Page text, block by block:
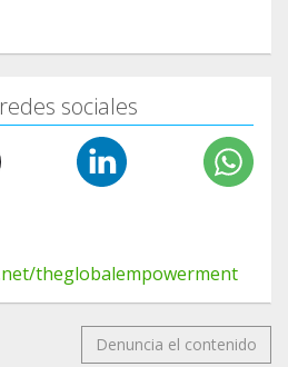
sociales
theglobalempowerment
Denuncia el contenido